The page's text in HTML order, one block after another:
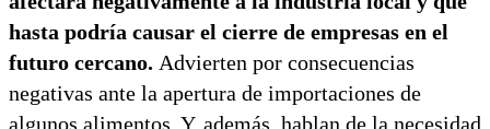
hasta podría causar el cierre de empresas en el
futuro cercano. Advierten por consecuencias
negativas ante la apertura de importaciones de
algunos alimentos. Y, además, hablan de la necesidad